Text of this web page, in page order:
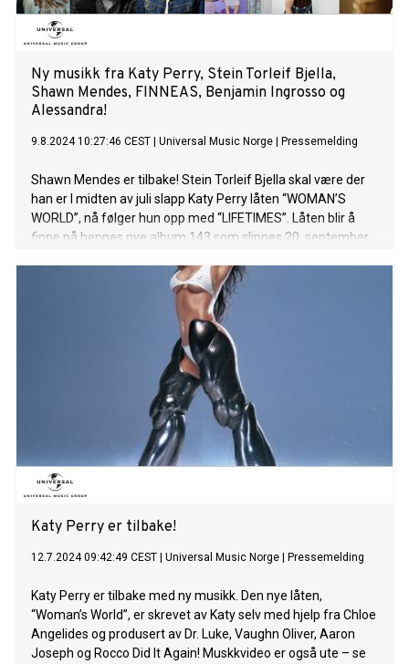
Ny musikk fra Katy Perry, Stein Torleif Bjella,
Shawn Mendes, FINNEAS, Benjamin Ingrosso og
Alessandra!
9.8.2024 10:27:46 CEST Universal Music Norge Pressemelding
Shawn Mendes er tilbake! Stein Torleif Bjella skal være der
han er I midten av juli slapp Katy Perry låten “WOMAN’S
WORLD”, nå følger hun opp med “LIFETIMES”. Låten blir å
finne på hennes nye album 143 som slippes 20. september.
eternal love. It’s about finding that one deep and satisfying
love of your life. A soulmate doesn’t always have to come in
the form of a partner - it can come in all different ways, a
child, a best friend, a pet. For me it is my daughter - I ask her
every night, ‘Will you find me in every lifetime?’ She says yes,
and I feel found. You’ll find each other, over and over again,
for lifetimes”. Fredag 20. september vil Katy headline et
utsolgt show på Rock in Rio i Brasil. Dette markere henne
første opptreden på Rio de Janeiro-festivalen siden 2015.
Alessandra slipper fan-favoritten “Marameo” - nå på
engelsk! Den italienske originalversjonen av låta ble sluppet
19.juli, og har vært en fast del av den utsolg
Katy Perry er tilbake!
12.7.2024 09:42:49 CEST Universal Music Norge Pressemelding
Katy Perry er tilbake med ny musikk. Den nye låten,
“Woman’s World”, er skrevet av Katy selv med hjelp fra Chloe
Angelides og produsert av Dr. Luke, Vaughn Oliver, Aaron
Joseph og Rocco Did It Again! Muskkvideo er også ute – se